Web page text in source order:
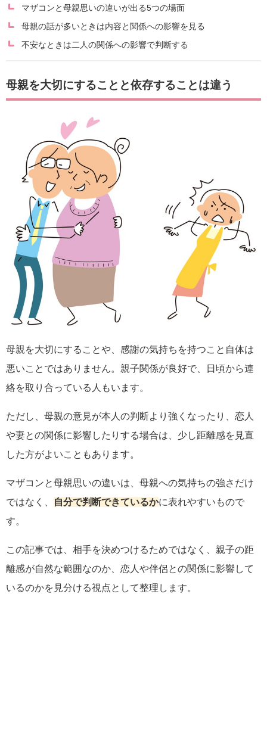
マザコンと母親思いの違いが出る5つの場面
母親の話が多いときは内容と関係への影響を見る
不安なときは二人の関係への影響で判断する
母親を大切にすることと依存することは違う
母親を大切にすることや、感謝の気持ちを持つこと自体は
悪いことではありません。親子関係が良好で、日頃から連
絡を取り合っている人もいます。
ただし、母親の意見が本人の判断より強くなったり、恋人
や妻との関係に影響したりする場合は、少し距離感を見直
した方がよいこともあります。
マザコンと母親思いの違いは、母親への気持ちの強さだけ
ではなく、
自分で判断できているかに表れやすいもので
す。
この記事では、相手を決めつけるためではなく、親子の距
離感が自然な範囲なのか、恋人や伴侶との関係に影響して
いるのかを見分ける視点として整理します。